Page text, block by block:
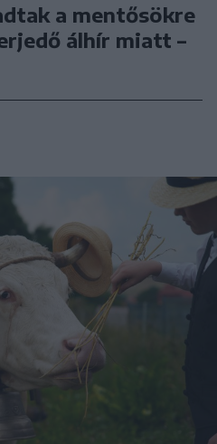
a mentősökre
álhír miatt –